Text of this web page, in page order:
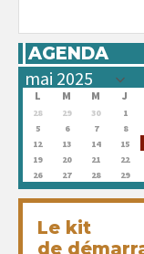
AGENDA
L M M J
28 29 30 1
5
6 7 8
12
13 14 15
19
20 21 22
26
27 28 29
Le kit
de